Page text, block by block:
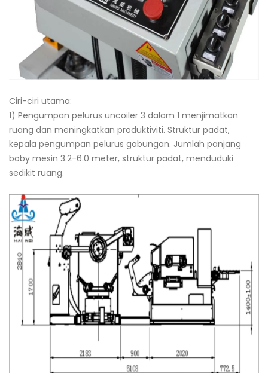
Ciri-ciri utama:
1) Pengumpan pelurus uncoiler 3 dalam 1 menjimatkan
ruang dan meningkatkan produktiviti. Struktur padat,
kepala pengumpan pelurus gabungan. Jumlah panjang
boby mesin 3.2-6.0 meter, struktur padat, menduduki
sedikit ruang.